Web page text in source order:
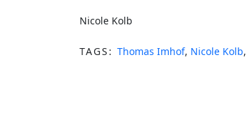
Nicole Kolb
TAGS: Thomas Imhof, Nicole Kolb,